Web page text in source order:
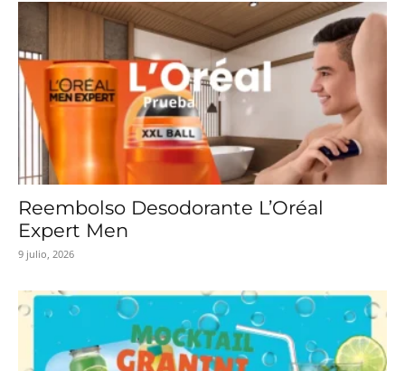
Reembolso Desodorante L’Oréal
Expert Men
9 julio, 2026